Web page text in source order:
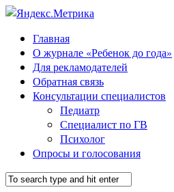
Главная
О журнале «Ребенок до года»
Для рекламодателей
Обратная связь
Консультации специалистов
Педиатр
Специалист по ГВ
Психолог
Опросы и голосования